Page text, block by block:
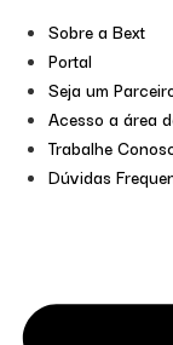
Sobre a Bext
Portal
Seja um
Acesso a área
Trabalhe
Dúvidas